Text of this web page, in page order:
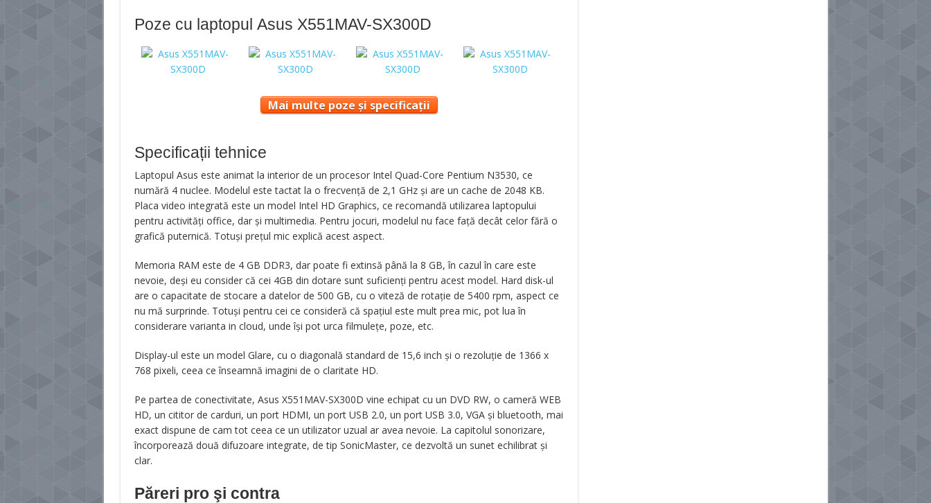
Poze cu laptopul Asus X551MAV-SX300D
Mai multe poze și specificații
Specificații tehnice
Laptopul Asus este animat la interior de un procesor Intel Quad-Core Pentium N3530, ce
numără 4 nuclee. Modelul este tactat la o frecvență de 2,1 GHz și are un cache de 2048 KB.
Placa video integrată este un model Intel HD Graphics, ce recomandă utilizarea laptopului
pentru activități office, dar și multimedia. Pentru jocuri, modelul nu face față decât celor fără o
grafică puternică. Totuși prețul mic explică acest aspect.
Memoria RAM este de 4 GB DDR3, dar poate fi extinsă până la 8 GB, în cazul în care este
nevoie, deși eu consider că cei 4GB din dotare sunt suficienți pentru acest model. Hard disk-ul
are o capacitate de stocare a datelor de 500 GB, cu o viteză de rotație de 5400 rpm, aspect ce
nu mă surprinde. Totuși pentru cei ce consideră că spațiul este mult prea mic, pot lua în
considerare varianta in cloud, unde își pot urca filmulețe, poze, etc.
Display-ul este un model Glare, cu o diagonală standard de 15,6 inch și o rezoluție de 1366 x
768 pixeli, ceea ce înseamnă imagini de o claritate HD.
Pe partea de conectivitate, Asus X551MAV-SX300D vine echipat cu un DVD RW, o cameră WEB
HD, un cititor de carduri, un port HDMI, un port USB 2.0, un port USB 3.0, VGA și bluetooth, mai
exact dispune de cam tot ceea ce un utilizator uzual ar avea nevoie. La capitolul sonorizare,
încorporează două difuzoare integrate, de tip SonicMaster, ce dezvoltă un sunet echilibrat și
clar.
Păreri pro şi contra